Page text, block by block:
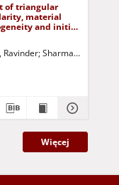
A. Jurczak, Paweł -
of triangular
material
and initial
isotropic
Ravinder Sharma, Suraj
Więcej